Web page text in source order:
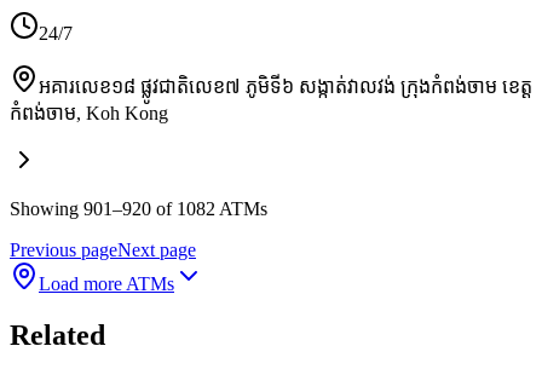
24/7
អគារលេខ១៨ ផ្លូវជាតិលេខ៧ ភូមិទី៦ សង្កាត់វាលវង់ ក្រុងកំពង់ចាម ខេត្ត
កំពង់ចាម, Koh Kong
Showing 901–920 of 1082 ATMs
Previous pageNext page
Load more ATMs
Related